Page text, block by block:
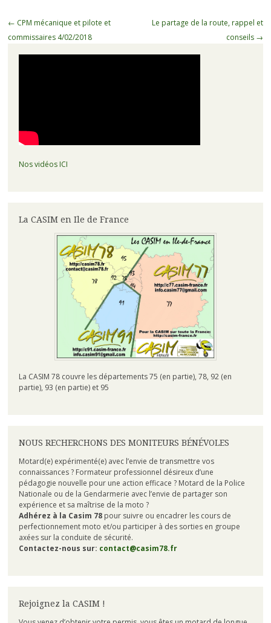
Navigation
des
← CPM mécanique et pilote et
commissaires 4/02/2018
Le partage de la route, rappel et
conseils →
Nos vidéos ICI
La CASIM en Ile de France
La CASIM 78 couvre les départements 75 (en partie), 78, 92 (en
partie), 93 (en partie) et 95
NOUS RECHERCHONS DES MONITEURS BÉNÉVOLES
Motard(e) expérimenté(e) avec l’envie de transmettre vos
connaissances ? Formateur professionnel désireux d’une
pédagogie nouvelle pour une action efficace ? Motard de la Police
Nationale ou de la Gendarmerie avec l’envie de partager son
expérience et sa maîtrise de la moto ?
Adhérez à la Casim 78pour suivre ou encadrer les cours de
perfectionnement moto et/ou participer à des sorties en groupe
axées sur la conduite de sécurité.
Contactez-nous sur: contact@casim78.fr
Rejoignez la CASIM !